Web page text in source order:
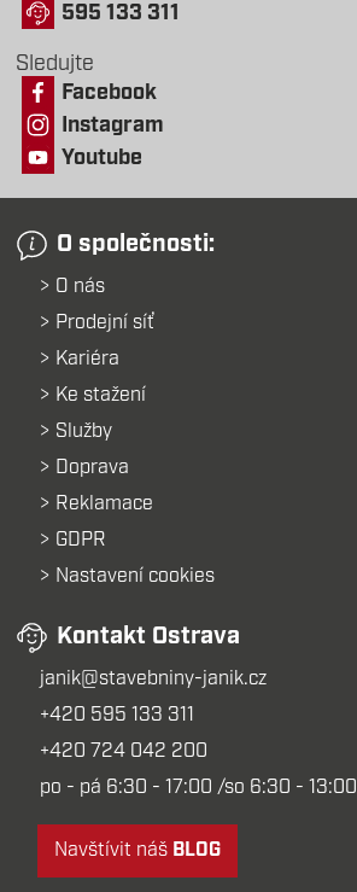
595 133 311
Sledujte
Facebook
Instagram
Youtube
O společnosti:
O nás
Prodejní síť
Kariéra
Ke stažení
Služby
Doprava
Reklamace
GDPR
Nastavení cookies
Kontakt Ostrava
janik@stavebniny-janik.cz
+420 595 133 311
+420 724 042 200
po - pá 6:30 - 17:00 /so 6:30 - 13:00
Navštívit náš BLOG